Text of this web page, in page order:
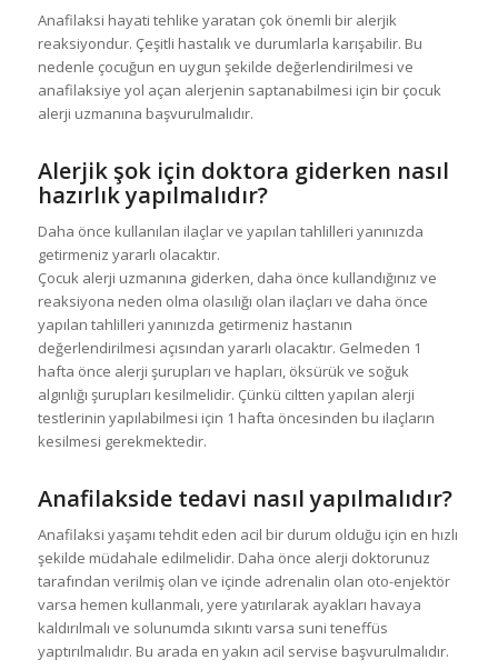
Anafilaksi hayati tehlike yaratan çok önemli bir alerjik
reaksiyondur. Çeşitli hastalık ve durumlarla karışabilir. Bu
nedenle çocuğun en uygun şekilde değerlendirilmesi ve
anafilaksiye yol açan alerjenin saptanabilmesi için bir çocuk
alerji uzmanına başvurulmalıdır.
Alerjik şok için doktora giderken nasıl
hazırlık yapılmalıdır?
Daha önce kullanılan ilaçlar ve yapılan tahlilleri yanınızda
getirmeniz yararlı olacaktır.
Çocuk alerji uzmanına giderken, daha önce kullandığınız ve
reaksiyona neden olma olasılığı olan ilaçları ve daha önce
yapılan tahlilleri yanınızda getirmeniz hastanın
değerlendirilmesi açısından yararlı olacaktır. Gelmeden 1
hafta önce alerji şurupları ve hapları, öksürük ve soğuk
algınlığı şurupları kesilmelidir. Çünkü ciltten yapılan alerji
testlerinin yapılabilmesi için 1 hafta öncesinden bu ilaçların
kesilmesi gerekmektedir.
Anafilakside tedavi nasıl yapılmalıdır?
Anafilaksi yaşamı tehdit eden acil bir durum olduğu için en hızlı
şekilde müdahale edilmelidir. Daha önce alerji doktorunuz
tarafından verilmiş olan ve içinde adrenalin olan oto-enjektör
varsa hemen kullanmalı, yere yatırılarak ayakları havaya
kaldırılmalı ve solunumda sıkıntı varsa suni teneffüs
yaptırılmalıdır. Bu arada en yakın acil servise başvurulmalıdır.